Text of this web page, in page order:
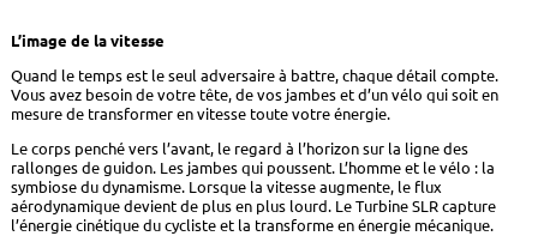
L’image de la vitesse
Quand le temps est le seul adversaire à battre, chaque détail compte.
Vous avez besoin de votre tête, de vos jambes et d’un vélo qui soit en
mesure de transformer en vitesse toute votre énergie.
Le corps penché vers l’avant, le regard à l’horizon sur la ligne des
rallonges de guidon. Les jambes qui poussent. L’homme et le vélo : la
symbiose du dynamisme. Lorsque la vitesse augmente, le flux
aérodynamique devient de plus en plus lourd. Le Turbine SLR capture
l’énergie cinétique du cycliste et la transforme en énergie mécanique.